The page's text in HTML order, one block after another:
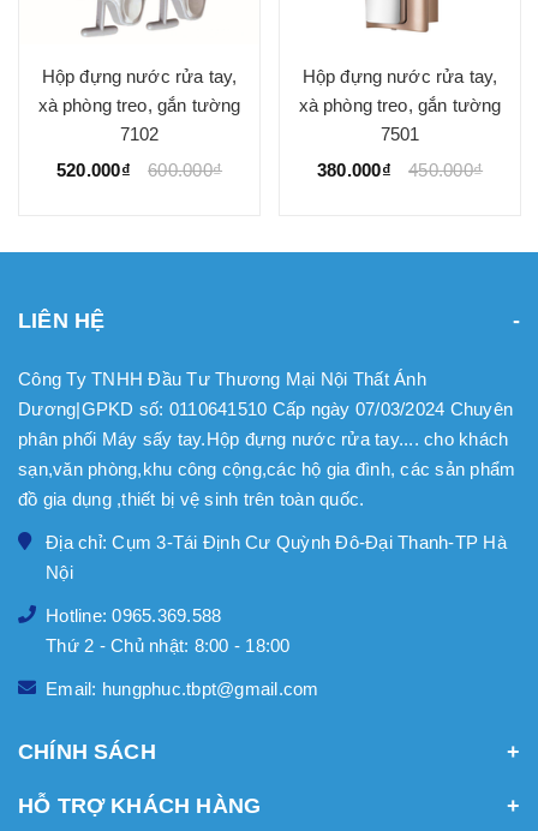
Hộp đựng nước rửa tay,
xà phòng treo, gắn tường
7102
520.000₫
600.000₫
Hộp đựng nước rửa tay,
xà phòng treo, gắn tường
7501
380.000₫
450.000₫
LIÊN HỆ
Công Ty TNHH Đầu Tư Thương Mại Nội Thất Ánh
Dương|GPKD số: 0110641510 Cấp ngày 07/03/2024 Chuyên
phân phối Máy sấy tay.Hộp đựng nước rửa tay.... cho khách
sạn,văn phòng,khu công cộng,các hộ gia đình, các sản phẩm
đồ gia dụng ,thiết bị vệ sinh trên toàn quốc.
Địa chỉ: Cụm 3-Tái Định Cư Quỳnh Đô-Đại Thanh-TP Hà
Nội
Hotline: 0965.369.588
Thứ 2 - Chủ nhật: 8:00 - 18:00
Email: hungphuc.tbpt@gmail.com
CHÍNH SÁCH
HỖ TRỢ KHÁCH HÀNG